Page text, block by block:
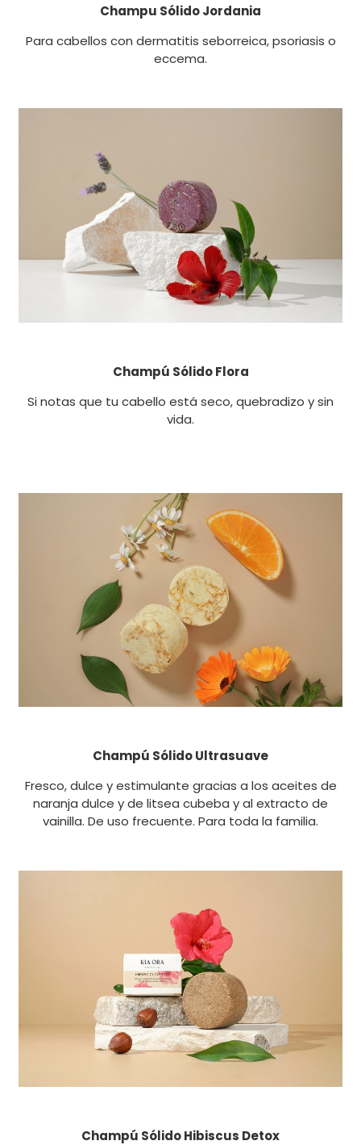
Champu Sólido Jordania
Para cabellos con dermatitis seborreica, psoriasis o
eccema.
Champú Sólido Flora
Si notas que tu cabello está seco, quebradizo y sin
vida.
Champú Sólido Ultrasuave
Fresco, dulce y estimulante gracias a los aceites de
naranja dulce y de litsea cubeba y al extracto de
vainilla. De uso frecuente. Para toda la familia.
Champú Sólido Hibiscus Detox